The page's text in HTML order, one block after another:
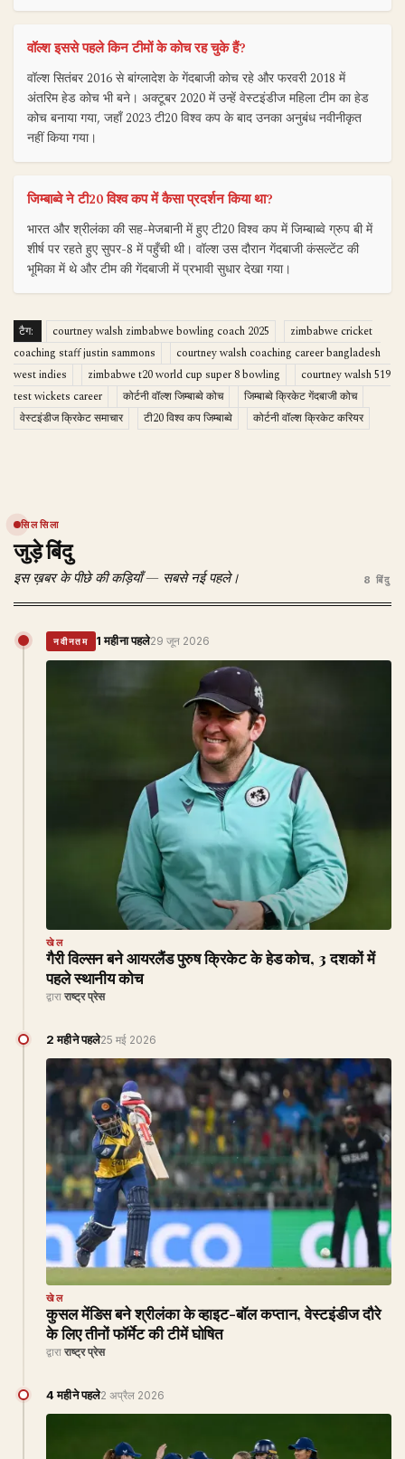
वॉल्श इससे पहले किन टीमों के कोच रह चुके हैं?
वॉल्श सितंबर 2016 से बांग्लादेश के गेंदबाजी कोच रहे और फरवरी 2018 में
अंतरिम हेड कोच भी बने। अक्टूबर 2020 में उन्हें वेस्टइंडीज महिला टीम का हेड
कोच बनाया गया, जहाँ 2023 टी20 विश्व कप के बाद उनका अनुबंध नवीनीकृत
नहीं किया गया।
जिम्बाब्वे ने टी20 विश्व कप में कैसा प्रदर्शन किया था?
भारत और श्रीलंका की सह-मेजबानी में हुए टी20 विश्व कप में जिम्बाब्वे ग्रुप बी में
शीर्ष पर रहते हुए सुपर-8 में पहुँची थी। वॉल्श उस दौरान गेंदबाजी कंसल्टेंट की
भूमिका में थे और टीम की गेंदबाजी में प्रभावी सुधार देखा गया।
टैग: courtney walsh zimbabwe bowling coach 2025
zimbabwe cricket
coaching staff justin sammons
courtney walsh coaching career bangladesh
west indies
zimbabwe t20 world cup super 8 bowling
courtney walsh 519
test wickets career
कोर्टनी वॉल्श जिम्बाब्वे कोच
जिम्बाब्वे क्रिकेट गेंदबाजी कोच
वेस्टइंडीज क्रिकेट समाचार
टी20 विश्व कप जिम्बाब्वे कोर्टनी वॉल्श क्रिकेट करियर
सिलसिला
जुड़े बिंदु
इस ख़बर के पीछे की कड़ियाँ — सबसे नई पहले। 8 बिंदु
नवीनतम 1 महीना पहले29 जून 2026
खेल
गैरी विल्सन बने आयरलैंड पुरुष क्रिकेट के हेड कोच, 3 दशकों में
पहले स्थानीय कोच
द्वारा राष्ट्र प्रेस
2 महीने पहले25 मई 2026
खेल
कुसल मेंडिस बने श्रीलंका के व्हाइट-बॉल कप्तान, वेस्टइंडीज दौरे
के लिए तीनों फॉर्मेट की टीमें घोषित
द्वारा राष्ट्र प्रेस
4 महीने पहले2 अप्रैल 2026